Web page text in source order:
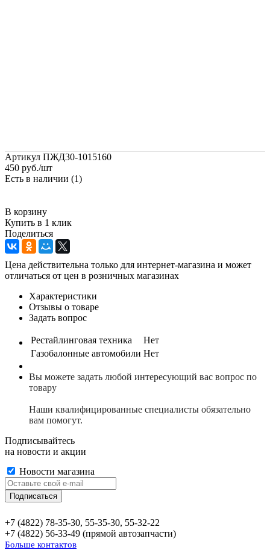
Артикул ПЖД30-1015160
450 руб./шт
Есть в наличии (1)
В корзину
Купить в 1 клик
Поделиться
Цена действительна только для интернет-магазина и может
отличаться от цен в розничных магазинах
Характеристики
Отзывы о товаре
Задать вопрос
Рестайлинговая техника
Нет
Газобалонные автомобили Нет
Вы можете задать любой интересующий вас вопрос по
товару
Наши квалифицированные специалисты обязательно
вам помогут.
Подписывайтесь
на новости и акции
Новости магазина
+7 (4822) 78-35-30, 55-35-30, 55-32-22
+7 (4822) 56-33-49 (прямой автозапчасти)
Больше контактов